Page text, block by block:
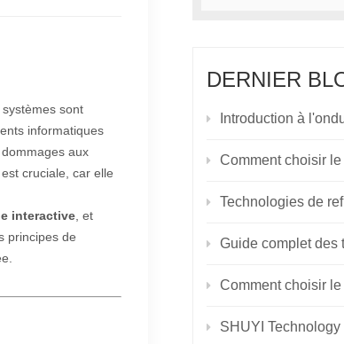
DERNIER
Introduction à l'onduleur modulaire de la série SY-M : une solution d'alimentation haute fiabilité pour les centres de
Comment choisir le meilleur système de refroidissement pour
Technologies de refroidissement des centres de données : évolution,
Guide complet des technologies UPS&nbsp;: choisir la bonne solution de
Comment choisir le bon UPS : une comparaison détaillée des modèles en ligne,
SHUYI Technology présente des solutions innovantes au Caire ICT'24, conduisant
systèmes sont
informatiques
aux
cruciale, car elle
interactive, et
principes de